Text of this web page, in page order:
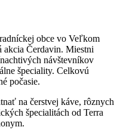
obce vo Veľkom
Čerdavin. Miestni
návštevníkov
špeciality. Celkovú
počasie.
na čerstvej káve, rôznych
špecialitách od Terra